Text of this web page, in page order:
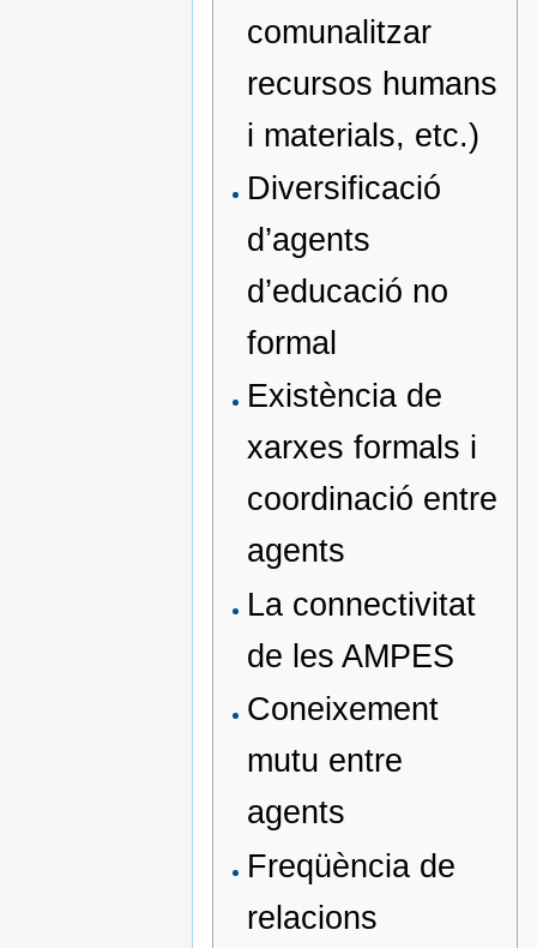
comunalitzar
recursos humans
i materials, etc.)
Diversificació
d’agents
d’educació no
formal
Existència de
xarxes formals i
coordinació entre
agents
La connectivitat
de les AMPES
Coneixement
mutu entre
agents
Freqüència de
relacions